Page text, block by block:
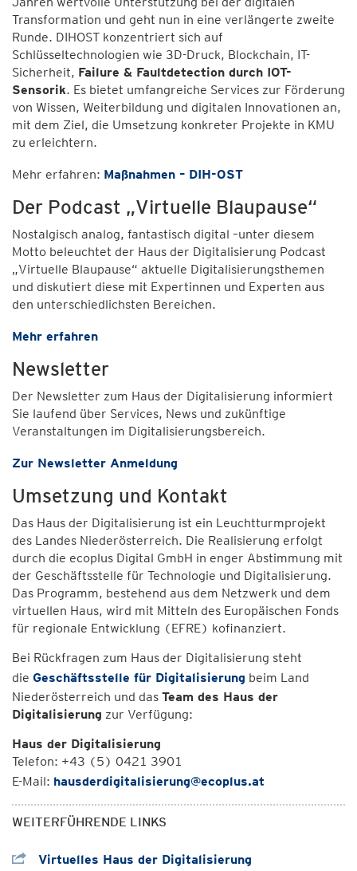
Transformation und geht nun in eine verlängerte zweite
Runde. DIHOST konzentriert sich auf
Schlüsseltechnologien wie 3D-Druck, Blockchain, IT-
Sicherheit, Failure & Faultdetection durch IOT-
Sensorik. Es bietet umfangreiche Services zur Förderung
von Wissen, Weiterbildung und digitalen Innovationen an,
mit dem Ziel, die Umsetzung konkreter Projekte in KMU
zu erleichtern.
Mehr erfahren: Maßnahmen – DIH-OST
Der Podcast „Virtuelle Blaupause“
Nostalgisch analog, fantastisch digital –unter diesem
Motto beleuchtet der Haus der Digitalisierung Podcast
„Virtuelle Blaupause“ aktuelle Digitalisierungsthemen
und diskutiert diese mit Expertinnen und Experten aus
den unterschiedlichsten Bereichen.
Mehr erfahren
Newsletter
Der Newsletter zum Haus der Digitalisierung informiert
Sie laufend über Services, News und zukünftige
Veranstaltungen im Digitalisierungsbereich.
Zur Newsletter Anmeldung
Umsetzung und Kontakt
Das Haus der Digitalisierung ist ein Leuchtturmprojekt
des Landes Niederösterreich. Die Realisierung erfolgt
durch die ecoplus Digital GmbH in enger Abstimmung mit
der Geschäftsstelle für Technologie und Digitalisierung.
Das Programm, bestehend aus dem Netzwerk und dem
virtuellen Haus, wird mit Mitteln des Europäischen Fonds
für regionale Entwicklung (EFRE) kofinanziert.
Bei Rückfragen zum Haus der Digitalisierung steht
die Geschäftsstelle für Digitalisierung beim Land
Niederösterreich und das Team des Haus der
Digitalisierung zur Verfügung:
Haus der Digitalisierung
Telefon: +43 (5) 0421 3901
E-Mail: hausderdigitalisierung@ecoplus.at
WEITERFÜHRENDE LINKS
Virtuelles Haus der Digitalisierung